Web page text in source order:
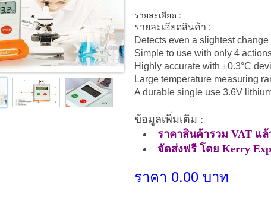
รายละเอียด :
รายละเอียดสินค้า :
Detects even a slightest
Simple to use with only 4
Highly accurate with ±0.3°C
Large temperature measuring
A durable single use 3.6V
ข้อมูลเพิ่มเติม :
ราคาสินค้ารวม VAT แล้
จัดส่งฟรี โดย Kerry
ราคา 0.00 บาท